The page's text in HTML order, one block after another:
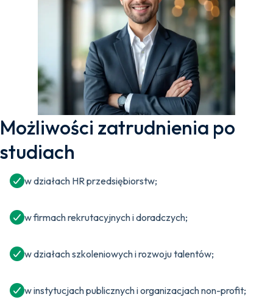
Możliwości zatrudnienia po
studiach
w działach HR przedsiębiorstw;
w firmach rekrutacyjnych i doradczych;
w działach szkoleniowych i rozwoju talentów;
w instytucjach publicznych i organizacjach non-profit;